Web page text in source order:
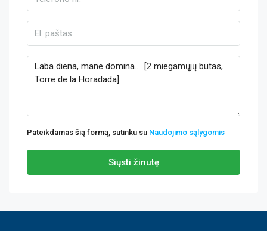
Pateikdamas šią formą, sutinku su Naudojimo sąlygomis
Siųsti žinutę